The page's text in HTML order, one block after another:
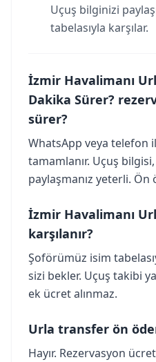
Uçuş bilginizi
tabelasıyla karşılar.
İzmir Havalimanı
Dakika Sürer?
sürer?
WhatsApp veya telefon
tamamlanır. Uçuş
paylaşmanız yeterli.
İzmir Havalimanı
karşılanır?
Şoförümüz isim
sizi bekler. Uçuş takibi
ek ücret alınmaz.
Urla transfer ön
Hayır. Rezervasyon